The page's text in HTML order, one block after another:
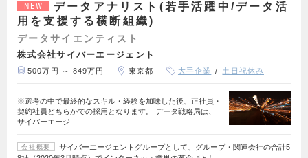
NEW
データアナリスト(若手活躍中/データ活
用を支援する横断組織)
データサイエンティスト
株式会社サイバーエージェント
500万円 ～ 849万円 東京都 大手企業 土日祝休み
※選考の中で最終的なスキル・経験を加味した後、正社員・
契約社員どちらかでの採用となります。 データ戦略局は、
サイバーエージ…
会社概要
サイバーエージェントグループとして、グループ・関連会社の合計5